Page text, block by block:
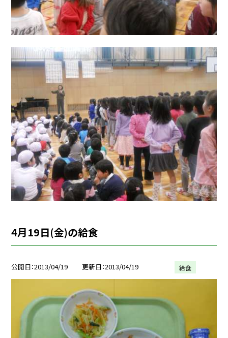
4月19日(金)の給食
公開日 2013/04/19 更新日 2013/04/19 給食